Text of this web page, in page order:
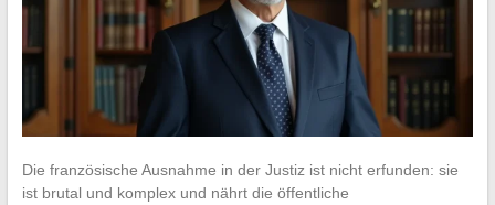
Die französische Ausnahme in der Justiz ist nicht erfunden: sie
ist brutal und komplex und nährt die öffentliche